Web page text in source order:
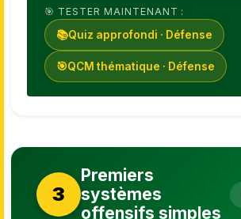
🎯 TESTER MAINTENANT :
📚Quiz approfondi · Défense
🎯QCM thématique · Défense
3
Premiers
systèmes
offensifs simples